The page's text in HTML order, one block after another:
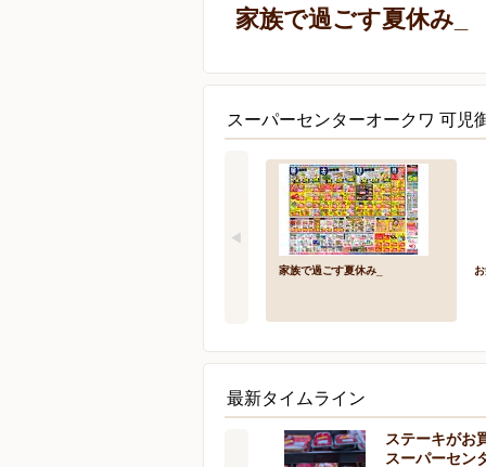
家族で過ごす夏休み_
スーパーセンターオークワ 可
家族で過ごす夏休み_
最新タイムライン
ステーキがお
スーパーセン